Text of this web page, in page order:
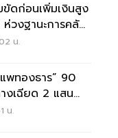
ขัดก่อนเพิ่มเงินสูง
วงฐานะการคลัง
น.
พทองธาร” 90
งเฉียด 2 แสน
น.